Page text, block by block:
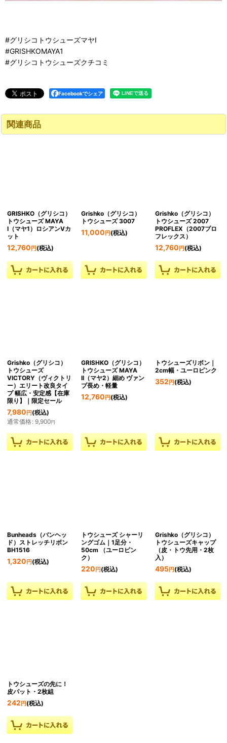
#グリシコトウシューズマヤI
#GRISHKOMAYA1
#グリシコトウシューズクチコミ
Facebookでシェア
関連商品
GRISHKO（グリシコ）
トウシューズ MAYA
I（マヤ1）ロシアンVカ
ット
12,760 円 (税込)
Grishko（グリシコ）
トウシューズ 3007
11,000 円(税込)
Grishko（グリシコ）
トウシューズ 2007
PROFLEX（2007プロ
フレックス）
12,760 円(税込)
Grishko（グリシコ）
トウシューズ
VICTORY（ヴィクトリ
ー）エリート改良タイ
プ 幅広・安定感【在庫
限り】｜限定セール
7,980 円 (税込)
通常価格: 9,900円
GRISHKO（グリシコ）
トウシューズ MAYA
II（マヤ2）細め ヴァン
プ長め・軽量
12,760 円(税込)
トウシューズリボン｜
2cm幅・ユーロピンク
352 円(税込)
Bunheads（バンヘッ
ド）ストレッチリボン
BH1516
1,320 円 (税込)
トウシューズ シャーリ
ングゴム｜1足分・
50cm （ユーロピン
ク）
220 円(税込)
Grishko（グリシコ）
トウシューズキャップ
（皮・トウ先用・2枚
入）
495円(税込)
トウシューズの先に！
皮パット・2枚組
242 円 (税込)